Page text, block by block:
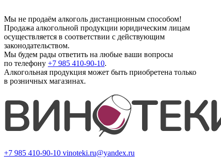
Мы не продаём алкоголь дистанционным способом!
Продажа алкогольной продукции юридическим лицам
осуществляется в соответствии с действующим
законодательством.
Мы будем рады ответить на любые ваши вопросы
по телефону +7 985 410-90-10.
Алкогольная продукция может быть приобретена только
в розничных магазинах.
+7 985 410-90-10 vinoteki.ru@yandex.ru